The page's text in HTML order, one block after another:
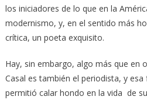
los iniciadores de lo que en la
modernismo, y, en el sentido más
crítica, un poeta exquisito.
Hay, sin embargo, algo más que en
Casal es también el periodista, y
permitió calar hondo en la vida de